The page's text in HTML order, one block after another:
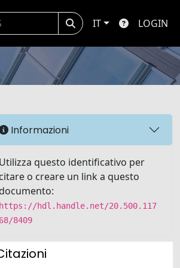
IT LOGIN
Informazioni
Utilizza questo identificativo per
citare o creare un link a questo
documento:
https://hdl.handle.net/20.500.117
68/8409